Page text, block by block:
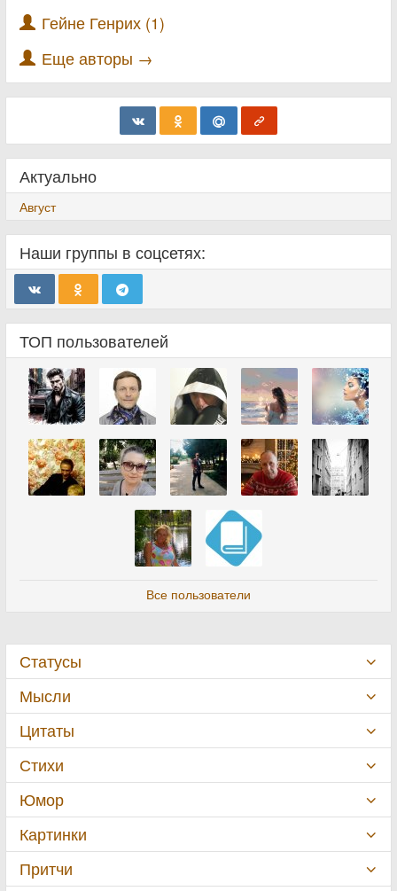
Гейне Генрих (1)
Еще авторы →
Актуально
Август
Наши группы в соцсетях:
ТОП пользователей
Все пользователи
Статусы
Мысли
Цитаты
Стихи
Юмор
Картинки
Притчи